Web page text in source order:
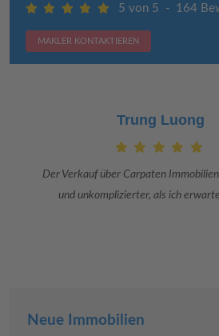
5 von 5 - 164
MAKLER KONTAKTIEREN
Claudia Bergrath
Danke an Carpaten Immobilien und
Adriana Sarca. Sie war viele Monate
Neue Immobilien